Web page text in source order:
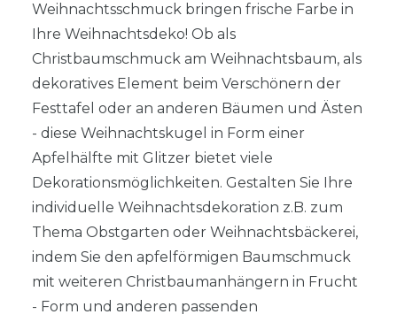
Weihnachtsschmuck bringen frische Farbe in
Ihre Weihnachtsdeko! Ob als
Christbaumschmuck am Weihnachtsbaum, als
dekoratives Element beim Verschönern der
Festtafel oder an anderen Bäumen und Ästen
- diese Weihnachtskugel in Form einer
Apfelhälfte mit Glitzer bietet viele
Dekorationsmöglichkeiten. Gestalten Sie Ihre
individuelle Weihnachtsdekoration z.B. zum
Thema Obstgarten oder Weihnachtsbäckerei,
indem Sie den apfelförmigen Baumschmuck
mit weiteren Christbaumanhängern in Frucht
- Form und anderen passenden